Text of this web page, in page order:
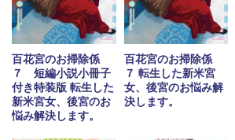
百花宮のお掃除係
７ 短編小説小冊子
付き特装版 転生した
新米宮女、後宮のお
悩み解決します。
百花宮のお掃除係
７ 転生した新米宮
女、後宮のお悩み解
決します。